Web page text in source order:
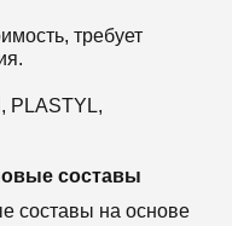
требует
PLASTYL,
составы
составы на основе